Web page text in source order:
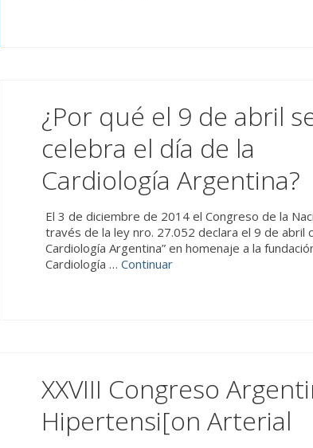
¿Por qué el 9 de abril
celebra el día de la
Cardiología Argentina?
El 3 de diciembre de 2014 el Congreso de la
través de la ley nro. 27.052 declara el 9 de abril
Cardiología Argentina” en homenaje a la
Cardiología …Continuar
XXVIII Congreso
Hipertensi[on Arterial